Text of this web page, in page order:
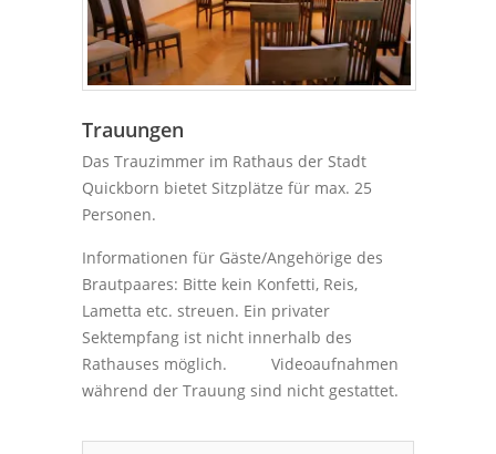
Trauungen
Das Trauzimmer im Rathaus der Stadt
Quickborn bietet Sitzplätze für max. 25
Personen.
Informationen für Gäste/Angehörige des
Brautpaares: Bitte kein Konfetti, Reis,
Lametta etc. streuen. Ein privater
Sektempfang ist nicht innerhalb des
Rathauses möglich. Videoaufnahmen
während der Trauung sind nicht gestattet.